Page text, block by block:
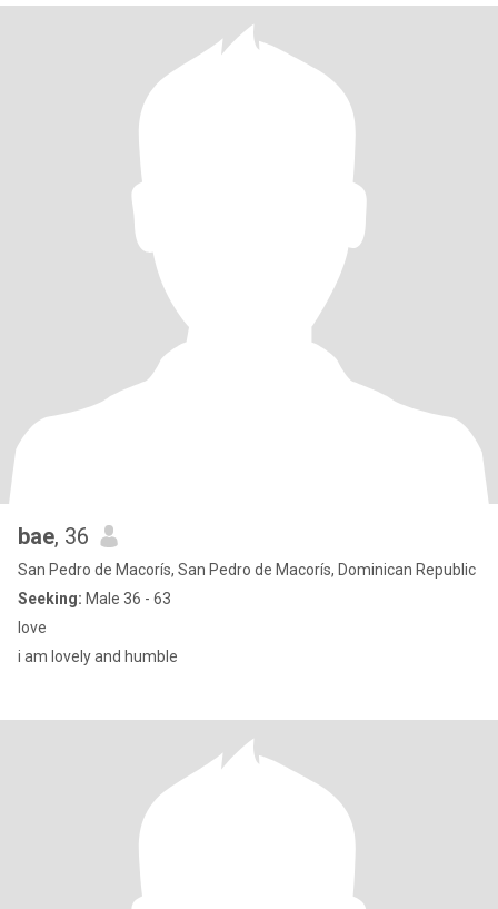
bae, 36
San Pedro de Macorís, San Pedro de Macorís, Dominican Republic
Seeking: Male 36 - 63
love
i am lovely and humble